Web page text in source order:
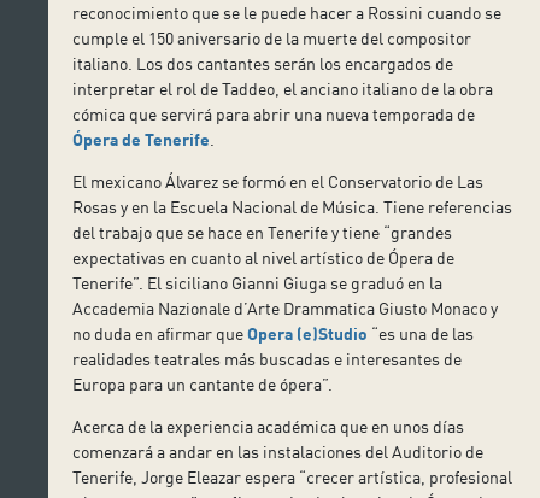
reconocimiento que se le puede hacer a Rossini cuando se
cumple el 150 aniversario de la muerte del compositor
italiano. Los dos cantantes serán los encargados de
interpretar el rol de Taddeo, el anciano italiano de la obra
cómica que servirá para abrir una nueva temporada de
Ópera de Tenerife
El mexicano Álvarez se formó en el Conservatorio de Las
Rosas y en la Escuela Nacional de Música. Tiene referencias
del trabajo que se hace en Tenerife y tiene “grandes
expectativas en cuanto al nivel artístico de Ópera de
Tenerife”. El siciliano Gianni Giuga se graduó en la
Accademia Nazionale d’Arte Drammatica Giusto Monaco y
no duda en afirmar queOpera (e)Studio “es una de las
realidades teatrales más buscadas e interesantes de
Europa para un cantante de ópera”.
Acerca de la experiencia académica que en unos días
comenzará a andar en las instalaciones del Auditorio de
Tenerife, Jorge Eleazar espera “crecer artística, profesional